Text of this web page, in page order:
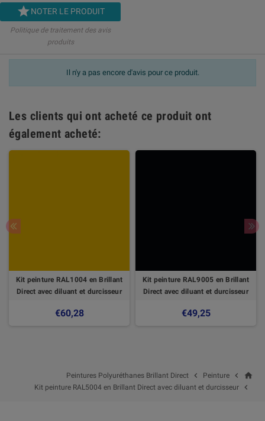
NOTER LE PRODUIT
Politique de traitement des avis
produits
Il n'y a pas encore d'avis pour ce produit.
Les clients qui ont acheté ce produit ont
également acheté:
Kit peinture RAL1004 en Brillant
Direct avec diluant et durcisseur
€60,28
Kit peinture RAL9005 en Brillant
Direct avec diluant et durcisseur
€49,25
home

Peinture

Peintures Polyuréthanes Brillant Direct

Kit peinture RAL5004 en Brillant Direct avec diluant et durcisseur